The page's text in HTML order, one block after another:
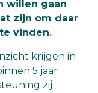
willen gaan
zijn om daar
vinden.
krijgen in
5 jaar
zij